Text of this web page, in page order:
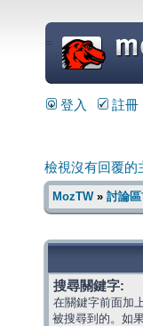
=
登入 註冊
檢視沒有回覆的
MozTW» 討論
搜尋關鍵字:
在關鍵字前面加
被搜尋到的。如